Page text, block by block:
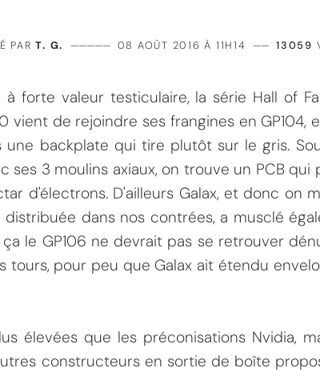
PART. G. ————— 08 AOÛT 2016 À 11H14 —— 13059
forte valeur testiculaire, la série Hall of
vient de rejoindre ses frangines en GP104,
backplate qui tire plutôt sur le gris.
ses 3 moulins axiaux, on trouve un PCB qui
d'électrons. D'ailleurs Galax, et donc on
distribuée dans nos contrées, a musclé
le GP106 ne devrait pas se retrouver
tours, pour peu que Galax ait étendu
élevées que les préconisations Nvidia,
constructeurs en sortie de boîte